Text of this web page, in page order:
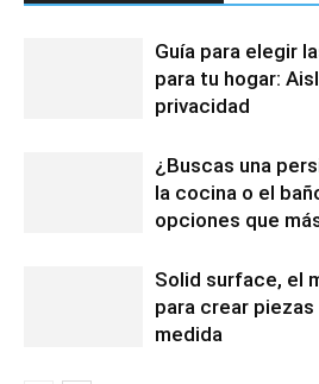
Guía para elegir
para tu hogar:
privacidad
¿Buscas una
la cocina o el
opciones que
Solid surface, el
para crear
medida